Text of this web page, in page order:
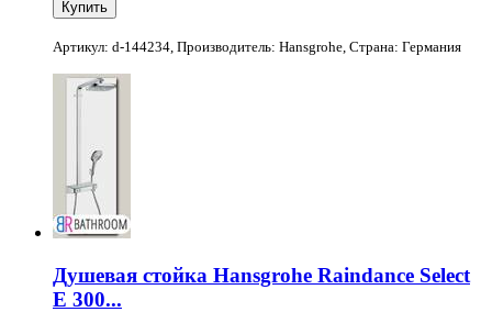
Артикул: d-144234, Производитель: Hansgrohe, Страна: Германия
Душевая стойка Hansgrohe Raindance Select
E 300...